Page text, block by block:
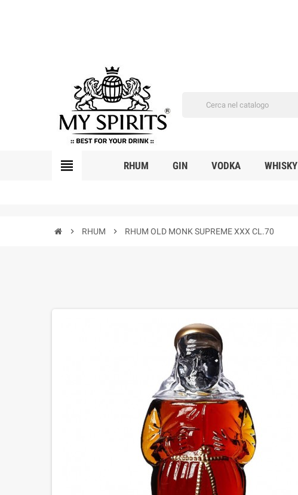
view_headline RHUM GIN VODKA WHISKY
chevron_right RHUM chevron_right RHUM OLD MONK SUPREME XXX CL.70